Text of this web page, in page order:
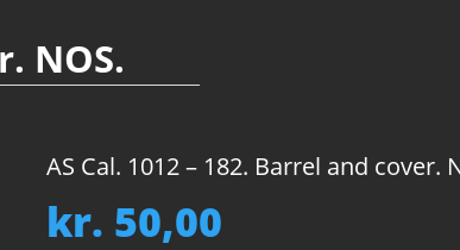
NOS.
AS Cal. 1012 – 182. Barrel and cover.
kr. 50,00